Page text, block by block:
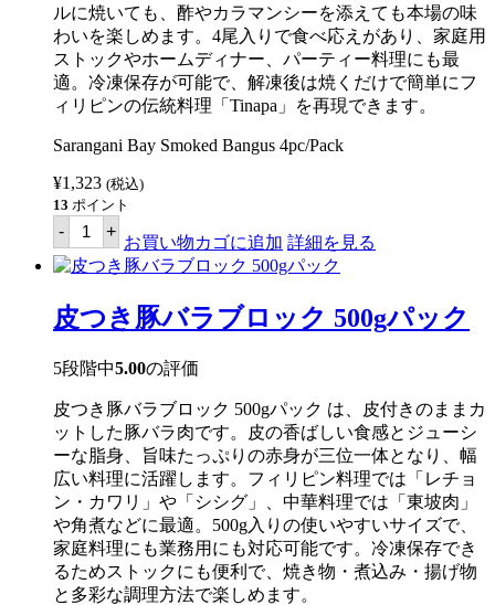
ルに焼いても、酢やカラマンシーを添えても本場の味
わいを楽しめます。4尾入りで食べ応えがあり、家庭用
ストックやホームディナー、パーティー料理にも最
適。冷凍保存が可能で、解凍後は焼くだけで簡単にフ
ィリピンの伝統料理「Tinapa」を再現できます。
Sarangani Bay Smoked Bangus 4pc/Pack
¥1,323 (税込)
13 ポイント
- サ
ラ
ン
ガ
ス
モ
ク
ド
バ
ゴ
ス
４
匹
パ
ッ
ク
【Ｓ
Ａ
Ｒ
Ａ
+
お買い物カゴに追加 詳細を見る
皮つき豚バラブロック 500gパック
5段階中5.00の評価
皮つき豚バラブロック 500gパック は、皮付きのままカ
ットした豚バラ肉です。皮の香ばしい食感とジューシ
ーな脂身、旨味たっぷりの赤身が三位一体となり、幅
広い料理に活躍します。フィリピン料理では「レチョ
ン・カワリ」や「シシグ」、中華料理では「東坡肉」
や角煮などに最適。500g入りの使いやすいサイズで、
家庭料理にも業務用にも対応可能です。冷凍保存でき
るためストックにも便利で、焼き物・煮込み・揚げ物
と多彩な調理方法で楽しめます。